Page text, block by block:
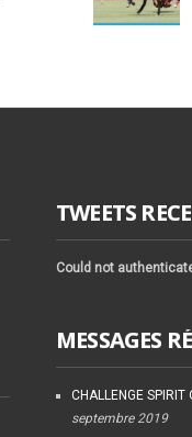
TWEETS
Could not
MESSAGES
CHALLENGE SPIRIT
septembre 2019